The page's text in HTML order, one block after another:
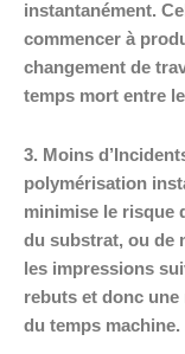
instantanément.
commencer à
changement de
temps mort entre
3. Moins
polymérisation
minimise le risque
du substrat, ou de
les impressions
rebuts et donc
du temps machine.